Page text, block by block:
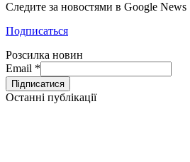
Следите за новостями в Google News
Подписаться
Розсилка новин
Email *
Останні публікації